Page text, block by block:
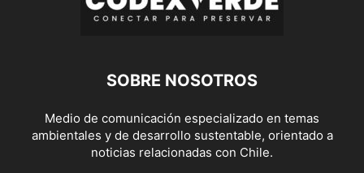
SOBRE NOSOTROS
Medio de comunicación especializado en temas
ambientales y de desarrollo sustentable, orientado a
noticias relacionadas con Chile.